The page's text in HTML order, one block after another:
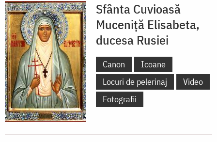
Sfânta Cuvioasă
Muceniță Elisabeta,
ducesa Rusiei
Canon
Icoane
Locuri de pelerinaj
Video
Fotografii